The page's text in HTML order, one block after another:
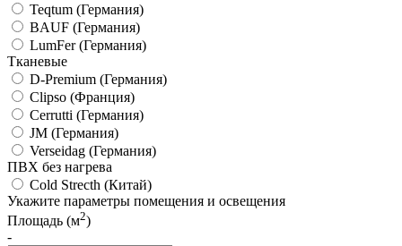
Teqtum (Германия)
BAUF (Германия)
LumFer(Германия)
Тканевые
D-Premium (Германия)
Clipso (Франция)
Cerrutti (Германия)
JM (Германия)
Verseidag (Германия)
ПВХ без нагрева
Cold Strecth (Китай)
Укажите параметры помещения и освещения
Площадь (м2)
-